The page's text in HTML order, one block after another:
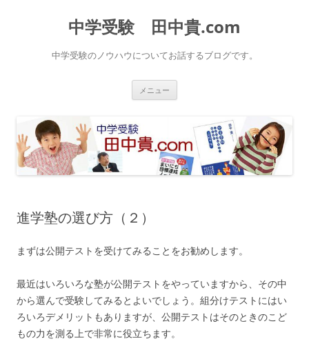
中学受験 田中貴.com
中学受験のノウハウについてお話するブログです。
メニュー
ス
キ
ッ
プ
進学塾の選び方（２）
まずは公開テストを受けてみることをお勧めします。
最近はいろいろな塾が公開テストをやっていますから、その中
から選んで受験してみるとよいでしょう。組分けテストにはい
ろいろデメリットもありますが、公開テストはそのときのこど
もの力を測る上で非常に役立ちます。